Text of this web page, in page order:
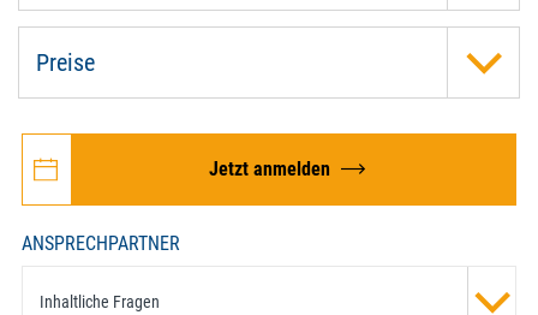
Preise
Jetzt anmelden
ANSPRECHPARTNER
Inhaltliche Fragen